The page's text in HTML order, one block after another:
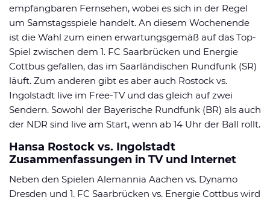
empfangbaren Fernsehen, wobei es sich in der Regel
um Samstagsspiele handelt. An diesem Wochenende
ist die Wahl zum einen erwartungsgemäß auf das Top-
Spiel zwischen dem 1. FC Saarbrücken und Energie
Cottbus gefallen, das im Saarländischen Rundfunk (SR)
läuft. Zum anderen gibt es aber auch Rostock vs.
Ingolstadt live im Free-TV und das gleich auf zwei
Sendern. Sowohl der Bayerische Rundfunk (BR) als auch
der NDR sind live am Start, wenn ab 14 Uhr der Ball rollt.
Hansa Rostock vs. Ingolstadt
Zusammenfassungen in TV und Internet
Neben den Spielen Alemannia Aachen vs. Dynamo
Dresden und 1. FC Saarbrücken vs. Energie Cottbus wird